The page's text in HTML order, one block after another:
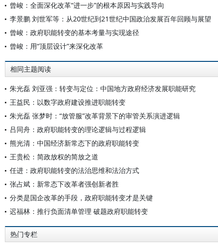
曾峻：全面深化改革“进一步”的根本原因与实践导向
李景鹏 刘世军等：从20世纪到21世纪中国政治发展百年回顾与展望
曾峻：政府职能转变的基本考量与实现途径
曾峻：用“顶层设计”来深化改革
相同主题阅读
朱光磊 刘亚强：转变与定位：中国地方政府经济发展职能研究
王益民：以数字政府建设推进职能转变
朱光磊 张梦时：“放管服”改革背景下的审管关系演进逻辑
吕同舟：政府职能转变的理论逻辑与过程逻辑
熊光清：中国经济新常态下的政府职能转变
王贵松：简政放权的简放之道
任进：政府职能转变的法治思维和法治方式
张占斌：新常态下改革者强创新者胜
分类是国企改革的手段，政府职能转变才是关键
迟福林：推行负面清单管理 破题政府职能转变
热门专栏